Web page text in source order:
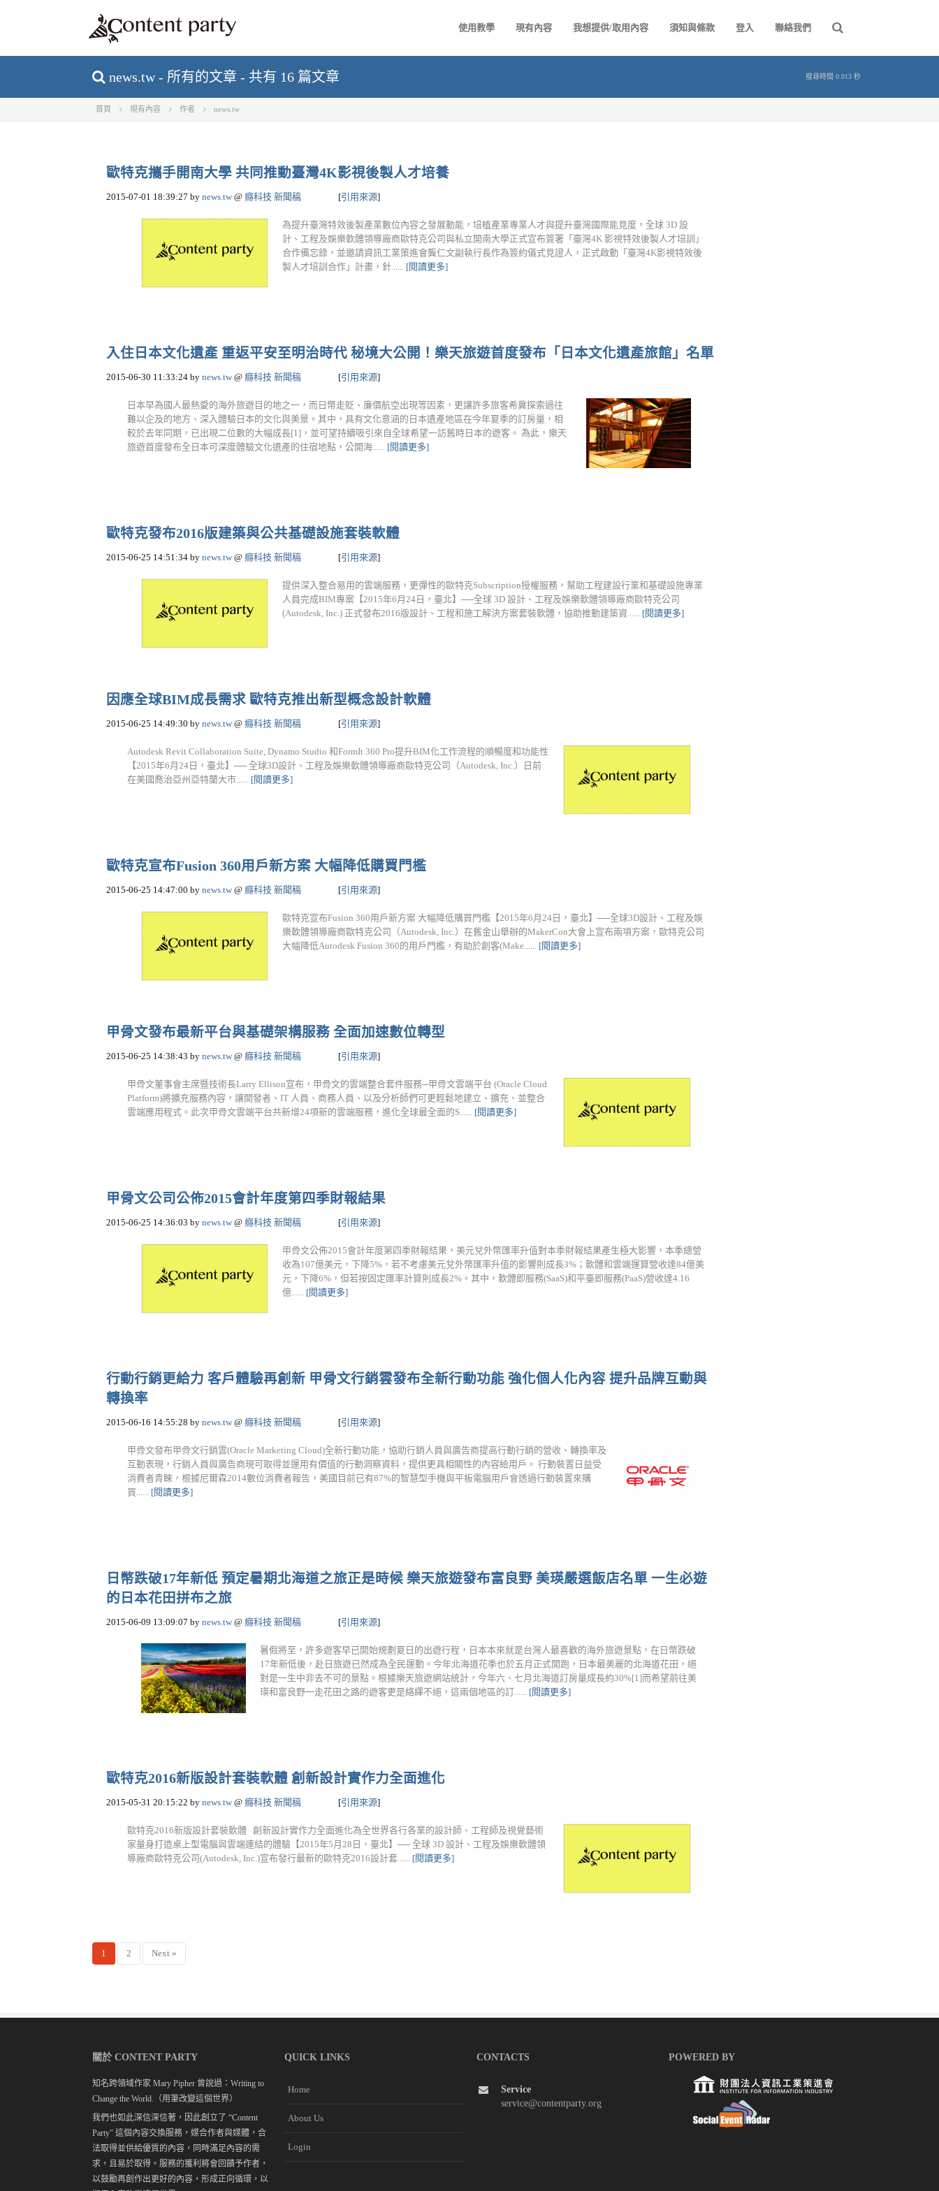
使用教學 現有內容 我想提供/取用內容 須知與條款 登入 聯絡我們
news.tw - 所有的文章 - 共有 16 篇文章 搜尋時間 0.013 秒
首頁 現有內容 作者 news.tw
歐特克攜手開南大學 共同推動臺灣4K影視後製人才培養
2015-07-01 18:39:27 by news.tw@ 癮科技 新聞稿 [引用來源]
為提升臺灣特效後製產業數位內容之發展動能，培植產業專業人才與提升臺灣國際能見度，全球 3D 設
計、工程及娛樂軟體領導廠商歐特克公司與私立開南大學正式宣布簽署「臺灣4K 影視特效後製人才培訓」
合作備忘錄，並邀請資訊工業策進會龔仁文副執行長作為簽約儀式見證人，正式啟動「臺灣4K影視特效後
製人才培訓合作」計畫，針...... [閱讀更多]
入住日本文化遺產 重返平安至明治時代 秘境大公開！樂天旅遊首度發布「日本文化遺產旅館」名單
2015-06-30 11:33:24 by news.tw@ 癮科技 新聞稿 [引用來源]
日本早為國人最熱愛的海外旅遊目的地之一，而日幣走貶、廉價航空出現等因素，更讓許多旅客希冀探索過往
難以企及的地方、深入體驗日本的文化與美景。其中，具有文化意涵的日本遺產地區在今年夏季的訂房量，相
較於去年同期，已出現二位數的大幅成長[1]，並可望持續吸引來自全球希望一訪舊時日本的遊客。 為此，樂天
旅遊首度發布全日本可深度體驗文化遺產的住宿地點，公開海...... [閱讀更多]
歐特克發布2016版建築與公共基礎設施套裝軟體
2015-06-25 14:51:34 by news.tw@ 癮科技 新聞稿 [引用來源]
提供深入整合易用的雲端服務，更彈性的歐特克Subscription授權服務，幫助工程建設行業和基礎設施專業
人員完成BIM專案【2015年6月24日，臺北】──全球 3D 設計、工程及娛樂軟體領導廠商歐特克公司
(Autodesk, Inc.) 正式發布2016版設計、工程和施工解決方案套裝軟體，協助推動建築資...... [閱讀更多]
因應全球BIM成長需求 歐特克推出新型概念設計軟體
2015-06-25 14:49:30 by news.tw@ 癮科技 新聞稿 [引用來源]
Autodesk Revit Collaboration Suite, Dynamo Studio 和FormIt 360 Pro提升BIM化工作流程的順暢度和功能性
【2015年6月24日，臺北】── 全球3D設計、工程及娛樂軟體領導廠商歐特克公司（Autodesk, Inc.）日前
在美國喬治亞州亞特蘭大市...... [閱讀更多]
歐特克宣布Fusion 360用戶新方案 大幅降低購買門檻
2015-06-25 14:47:00 by news.tw@ 癮科技 新聞稿 [引用來源]
歐特克宣布Fusion 360用戶新方案 大幅降低購買門檻【2015年6月24日，臺北】──全球3D設計、工程及娛
樂軟體領導廠商歐特克公司（Autodesk, Inc.）在舊金山舉辦的MakerCon大會上宣布兩項方案，歐特克公司
大幅降低Autodesk Fusion 360的用戶門檻，有助於創客(Make...... [閱讀更多]
甲骨文發布最新平台與基礎架構服務 全面加速數位轉型
2015-06-25 14:38:43 by news.tw@ 癮科技 新聞稿 [引用來源]
甲骨文董事會主席暨技術長Larry Ellison宣布，甲骨文的雲端整合套件服務─甲骨文雲端平台 (Oracle Cloud
Platform)將擴充服務內容，讓開發者、IT 人員、商務人員、以及分析師們可更輕鬆地建立、擴充、並整合
雲端應用程式。此次甲骨文雲端平台共新增24項新的雲端服務，進化全球最全面的S...... [閱讀更多]
甲骨文公司公佈2015會計年度第四季財報結果
2015-06-25 14:36:03 by news.tw@ 癮科技 新聞稿 [引用來源]
甲骨文公佈2015會計年度第四季財報結果，美元兌外幣匯率升值對本季財報結果產生極大影響，本季總營
收為107億美元，下降5%，若不考慮美元兌外幣匯率升值的影響則成長3%；軟體和雲端運算營收達84億美
元，下降6%，但若按固定匯率計算則成長2%。其中，軟體即服務(SaaS)和平臺即服務(PaaS)營收達4.16
億...... [閱讀更多]
行動行銷更給力 客戶體驗再創新 甲骨文行銷雲發布全新行動功能 強化個人化內容 提升品牌互動與
轉換率
2015-06-16 14:55:28 by news.tw@ 癮科技 新聞稿 [引用來源]
甲骨文發布甲骨文行銷雲(Oracle Marketing Cloud)全新行動功能，協助行銷人員與廣告商提高行動行銷的營收、轉換率及
互動表現，行銷人員與廣告商現可取得並運用有價值的行動洞察資料，提供更具相關性的內容給用戶。 行動裝置日益受
消費者青睞，根據尼爾森2014數位消費者報告，美國目前已有87%的智慧型手機與平板電腦用戶會透過行動裝置來購
買...... [閱讀更多]
日幣跌破17年新低 預定暑期北海道之旅正是時候 樂天旅遊發布富良野 美瑛嚴選飯店名單 一生必遊
的日本花田拼布之旅
2015-06-09 13:09:07 by news.tw@ 癮科技 新聞稿 [引用來源]
暑假將至，許多遊客早已開始規劃夏日的出遊行程，日本本來就是台灣人最喜歡的海外旅遊景點，在日幣跌破
17年新低後，赴日旅遊已然成為全民運動。今年北海道花季也於五月正式開跑，日本最美麗的北海道花田，絕
對是一生中非去不可的景點。根據樂天旅遊網站統計，今年六、七月北海道訂房量成長約30%[1]而希望前往美
瑛和富良野一走花田之路的遊客更是絡繹不絕，這兩個地區的訂...... [閱讀更多]
歐特克2016新版設計套裝軟體 創新設計實作力全面進化
2015-05-31 20:15:22 by news.tw@ 癮科技 新聞稿 [引用來源]
歐特克2016新版設計套裝軟體 創新設計實作力全面進化為全世界各行各業的設計師、工程師及視覺藝術
家量身打造桌上型電腦與雲端連結的體驗【2015年5月28日，臺北】── 全球 3D 設計、工程及娛樂軟體領
導廠商歐特克公司(Autodesk, Inc.)宣布發行最新的歐特克2016設計套...... [閱讀更多]
1 2 Next »
關於 CONTENT PARTY
知名跨領域作家 Mary Pipher 曾說過：Writing to
Change the World.（用筆改變這個世界）
我們也如此深信深信著，因此創立了 “Content
Party" 這個內容交換服務，媒合作者與媒體，合
法取得並供給優質的內容，同時滿足內容的需
求，且易於取得。服務的獲利將會回饋予作者，
以鼓勵再創作出更好的內容，形成正向循環，以
QUICK LINKS
Home
About Us
Login
CONTACTS
Service
service@contentparty.org
POWERED BY